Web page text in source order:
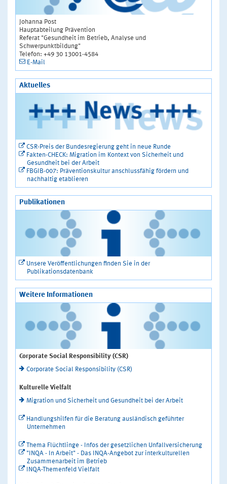
Johanna Post
Hauptabteilung Prävention
Referat "Gesundheit im Betrieb, Analyse und
Schwerpunktbildung"
Telefon: +49 30 13001-4584
E-Mail
Aktuelles
CSR-Preis der Bundesregierung geht in neue Runde
Fakten-CHECK: Migration im Kontext von Sicherheit und
Gesundheit bei der Arbeit
FBGIB-007: Präventionskultur anschlussfähig fördern und
nachhaltig etablieren
Publikationen
Unsere Veröffentlichungen finden Sie in der
Publikationsdatenbank
Weitere Informationen
Corporate Social Responsibility (CSR)
Corporate Social Responsibility (CSR)
Kulturelle Vielfalt
Migration und Sicherheit und Gesundheit bei der Arbeit
Handlungshilfen für die Beratung ausländisch geführter
Unternehmen
Thema Flüchtlinge - Infos der gesetzlichen Unfallversicherung
"INQA - In Arbeit" - Das INQA-Angebot zur interkulturellen
Zusammenarbeit im Betrieb
INQA-Themenfeld Vielfalt